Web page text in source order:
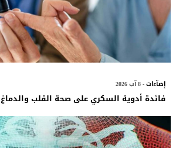
إضآءات- 8 آب 2026
فائدة أدوية السكري على صحة القلب والدماغ